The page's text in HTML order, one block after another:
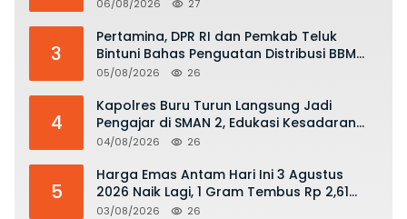
06/08/2026 27
3
Pertamina, DPR RI dan Pemkab Teluk
Bintuni Bahas Penguatan Distribusi BBM
dan LPG
05/08/2026 26
4
Kapolres Buru Turun Langsung Jadi
Pengajar di SMAN 2, Edukasi Kesadaran
Hukum dan Stop Kekerasan
04/08/2026 26
5
Harga Emas Antam Hari Ini 3 Agustus
2026 Naik Lagi, 1 Gram Tembus Rp 2,61
Juta
03/08/2026 26